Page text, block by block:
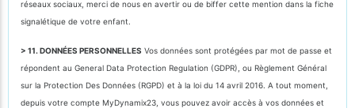
réseaux sociaux, merci de nous en avertir ou de biffer cette mention dans la fiche
signalétique de votre enfant.
> 11. DONNÉES PERSONNELLES Vos données sont protégées par mot de passe et
répondent au General Data Protection Regulation (GDPR), ou Règlement Général
sur la Protection Des Données (RGPD) et à la loi du 14 avril 2016. A tout moment,
depuis votre compte MyDynamix23, vous pouvez avoir accès à vos données et